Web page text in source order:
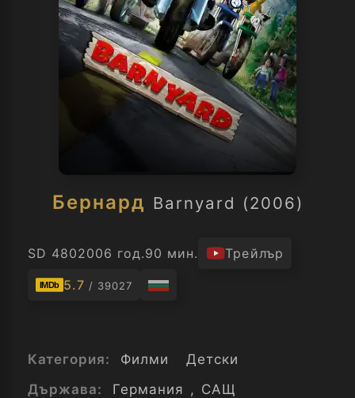
Бернард Barnyard (2006)
SD 4802006 год.90 мин. Трейлър
IMDb 5.7 / 39027
Категория: Филми
Детски
Държава:
Германия , САЩ